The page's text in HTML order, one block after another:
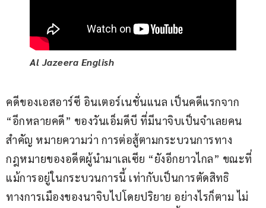
Al Jazeera English
คดีของเอสอาร์ซี อินเตอร์เนชั่นแนล เป็นคดีแรกจาก
“อีกหลายคดี” ของวันเอ็มดีบี ที่มีนาจิบเป็นจำเลยคน
สำคัญ หมายความว่า การต่อสู้ตามกระบวนการทาง
กฎหมายของอดีตผู้นำมาเลเซีย “ยังอีกยาวไกล” ขณะที่
แม้การอยู่ในกระบวนการนี้ เท่ากับเป็นการตัดสิทธิ
ทางการเมืองของนาจิบไปโดยปริยาย อย่างไรก็ตาม ไม่